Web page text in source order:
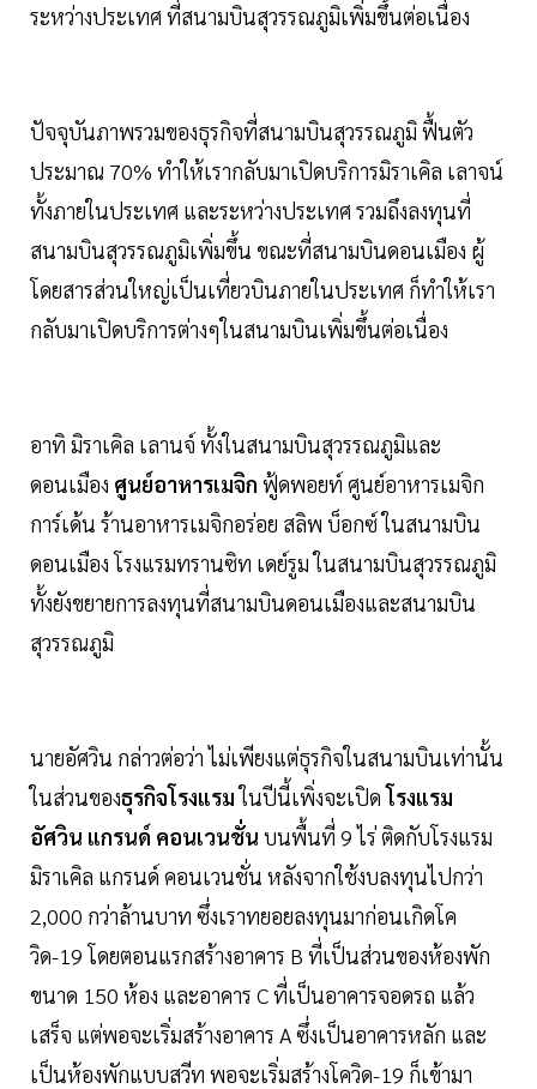
ระหว่างประเทศ ที่สนามบินสุวรรณภูมิเพิ่มขึ้นต่อเนื่อง
ปัจจุบันภาพรวมของธุรกิจที่สนามบินสุวรรณภูมิ ฟื้นตัว
ประมาณ 70% ทำให้เรากลับมาเปิดบริการมิราเคิล เลาจน์
ทั้งภายในประเทศ และระหว่างประเทศ รวมถึงลงทุนที่
สนามบินสุวรรณภูมิเพิ่มขึ้น ขณะที่สนามบินดอนเมือง ผู้
โดยสารส่วนใหญ่เป็นเที่ยวบินภายในประเทศ ก็ทำให้เรา
กลับมาเปิดบริการต่างๆในสนามบินเพิ่มขึ้นต่อเนื่อง
อาทิ มิราเคิล เลานจ์ ทั้งในสนามบินสุวรรณภูมิและ
ดอนเมือง ศูนย์อาหารเมจิก ฟู้ดพอยท์ ศูนย์อาหารเมจิก
การ์เด้น ร้านอาหารเมจิกอร่อย สลิพ บ็อกซ์ ในสนามบิน
ดอนเมือง โรงแรมทรานซิท เดย์รูม ในสนามบินสุวรรณภูมิ
ทั้งยังขยายการลงทุนที่สนามบินดอนเมืองและสนามบิน
สุวรรณภูมิ
นายอัศวิน กล่าวต่อว่า ไม่เพียงแต่ธุรกิจในสนามบินเท่านั้น
ในส่วนของธุรกิจโรงแรมในปีนี้เพิ่งจะเปิดโรงแรม
อัศวิน แกรนด์ คอนเวนชั่น บนพื้นที่ 9 ไร่ ติดกับโรงแรม
มิราเคิล แกรนด์ คอนเวนชั่น หลังจากใช้งบลงทุนไปกว่า
2,000 กว่าล้านบาท ซึ่งเราทยอยลงทุนมาก่อนเกิดโค
วิด-19 โดยตอนแรกสร้างอาคาร B ที่เป็นส่วนของห้องพัก
ขนาด 150 ห้อง และอาคาร C ที่เป็นอาคารจอดรถ แล้ว
เสร็จ แต่พอจะเริ่มสร้างอาคาร A ซึ่งเป็นอาคารหลัก และ
เป็นห้องพักแบบสวีท พอจะเริ่มสร้างโควิด-19 ก็เข้ามา